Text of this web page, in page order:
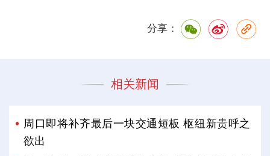
分享：
相关新闻
周口即将补齐最后一块交通短板 枢纽新贵呼之
欲出